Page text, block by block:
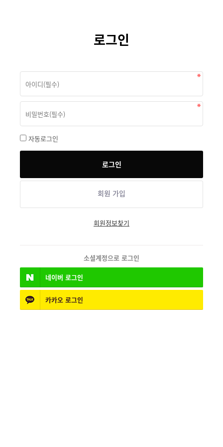
로그인
자동로그인
회원 가입
회원정보찾기
소셜계정으로 로그인
네이버 로그인
카카오 로그인